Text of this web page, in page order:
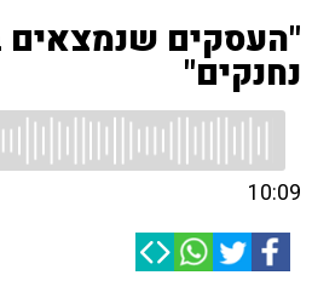
"העסקים שנמצאים
נחנקים"
10:09